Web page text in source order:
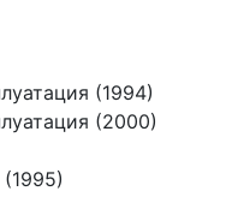
(1994)
(2000)